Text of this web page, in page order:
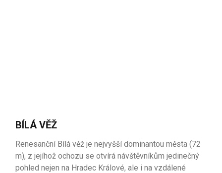
BÍLÁ VĚŽ
Renesanční Bílá věž je nejvyšší dominantou města (72
m), z jejíhož ochozu se otvírá návštěvníkům jedinečný
pohled nejen na Hradec Králové, ale i na vzdálené